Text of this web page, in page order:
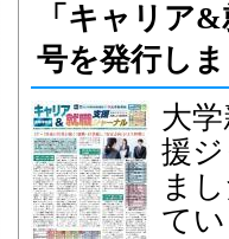
「キャリア
号を発行し
大
援
ま
て